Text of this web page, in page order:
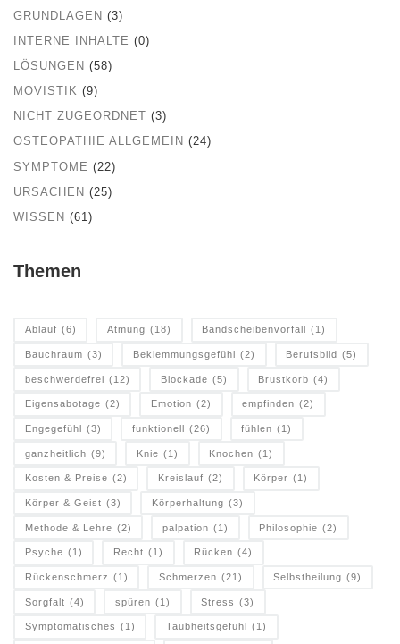
GRUNDLAGEN (3)
INTERNE INHALTE (0)
LÖSUNGEN (58)
MOVISTIK (9)
NICHT ZUGEORDNET (3)
OSTEOPATHIE ALLGEMEIN (24)
SYMPTOME (22)
URSACHEN (25)
WISSEN (61)
Themen
Ablauf (6) Atmung (18) Bandscheibenvorfall (1)
Bauchraum (3) Beklemmungsgefühl (2) Berufsbild (5)
beschwerdefrei (12) Blockade (5) Brustkorb (4)
Eigensabotage (2) Emotion (2) empfinden (2)
Engegefühl (3) funktionell (26) fühlen (1)
ganzheitlich (9) Knie (1) Knochen (1)
Kosten & Preise (2) Kreislauf (2) Körper (1)
Körper & Geist (3) Körperhaltung (3)
Methode & Lehre (2) palpation (1) Philosophie (2)
Psyche (1) Recht (1) Rücken (4)
Rückenschmerz (1) Schmerzen (21) Selbstheilung (9)
Sorgfalt (4) spüren (1) Stress (3)
Symptomatisches (1) Taubheitsgefühl (1)